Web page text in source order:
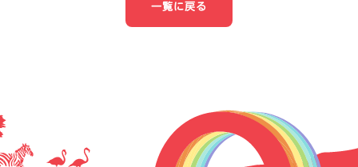
一覧に戻る